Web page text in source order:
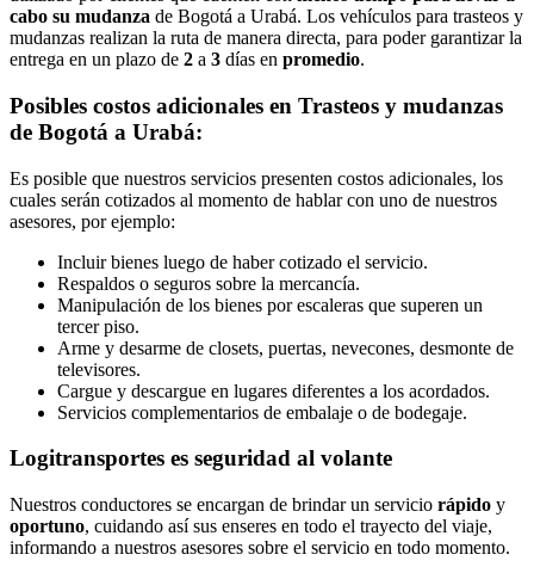
cabo su mudanza de Bogotá a Urabá. Los vehículos para trasteos y
mudanzas realizan la ruta de manera directa, para poder garantizar la
entrega en un plazo de 2 a 3 días en promedio.
Posibles costos adicionales en Trasteos y mudanzas
de Bogotá a Urabá:
Es posible que nuestros servicios presenten costos adicionales, los
cuales serán cotizados al momento de hablar con uno de nuestros
asesores, por ejemplo:
Incluir bienes luego de haber cotizado el servicio.
Respaldos o seguros sobre la mercancía.
Manipulación de los bienes por escaleras que superen un
tercer piso.
Arme y desarme de closets, puertas, nevecones, desmonte de
televisores.
Cargue y descargue en lugares diferentes a los acordados.
Servicios complementarios de embalaje o de bodegaje.
Logitransportes es seguridad al volante
Nuestros conductores se encargan de brindar un servicio rápido y
oportuno, cuidando así sus enseres en todo el trayecto del viaje,
informando a nuestros asesores sobre el servicio en todo momento.